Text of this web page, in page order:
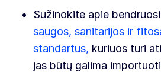
Sužinokite apie
saugos, sanitarijos ir
standartus, kuriuos turi
jas būtų galima